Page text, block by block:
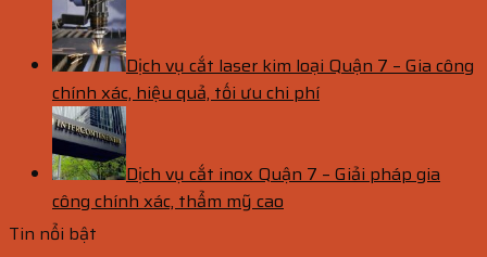
Dịch vụ cắt laser kim loại Quận 7 – Gia công
chính xác, hiệu quả, tối ưu chi phí
Dịch vụ cắt inox Quận 7 – Giải pháp gia
công chính xác, thẩm mỹ cao
Tin nổi bật